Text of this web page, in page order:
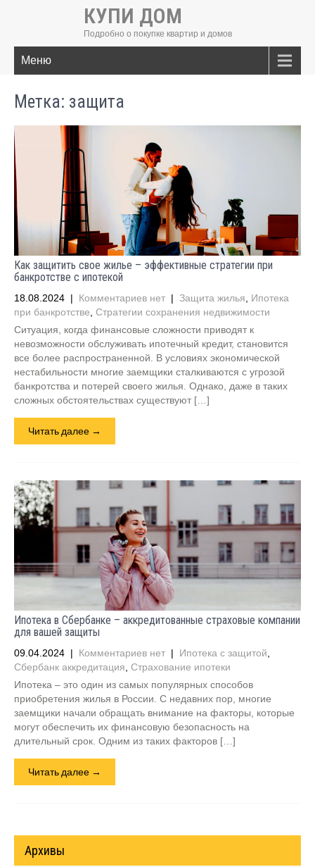
КУПИ ДОМ
Подробно о покупке квартир и домов
Меню
Метка: защита
Как защитить свое жилье – эффективные стратегии при
банкротстве с ипотекой
18.08.2024 | Комментариев нет | Защита жилья
Ипотека
при банкротстве Стратегии сохранения недвижимости
Ситуация, когда финансовые сложности приводят к
невозможности обслуживать ипотечный кредит, становится
все более распространенной. В условиях экономической
нестабильности многие заемщики сталкиваются с угрозой
банкротства и потерей своего жилья. Однако, даже в таких
сложных обстоятельствах существуют […]
Читать далее →
Ипотека в Сбербанке – аккредитованные страховые компании
для вашей защиты
09.04.2024 | Комментариев нет | Ипотека с защитой
Сбербанк аккредитация Страхование ипотеки
Ипотека – это один из самых популярных способов
приобретения жилья в России. С недавних пор, многие
заемщики начали обращать внимание на факторы, которые
могут обеспечить их финансовую безопасность на
длительный срок. Одним из таких факторов […]
Читать далее →
Архивы